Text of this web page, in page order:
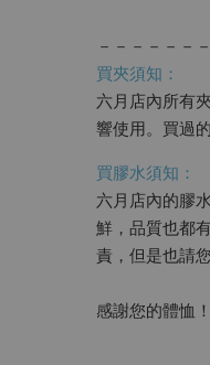
－－－－－－
買夾須知：
六月店內所有
響使用。買過
買膠水須知：
六月店內的膠
鮮，品質也都
責，但是也請
感謝您的體恤！